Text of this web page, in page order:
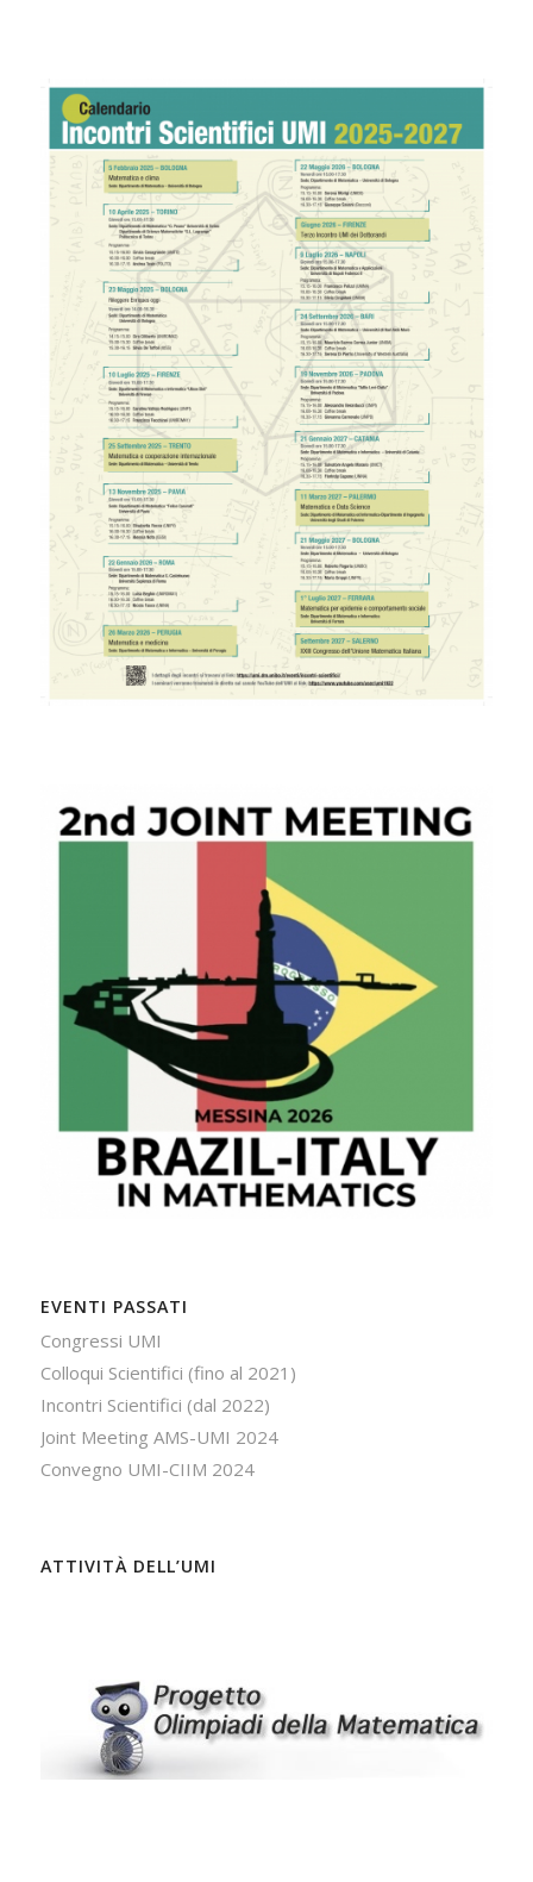
EVENTI PASSATI
Congressi UMI
Colloqui Scientifici (fino al 2021)
Incontri Scientifici (dal 2022)
Joint Meeting AMS-UMI 2024
Convegno UMI-CIIM 2024
ATTIVITÀ DELL’UMI